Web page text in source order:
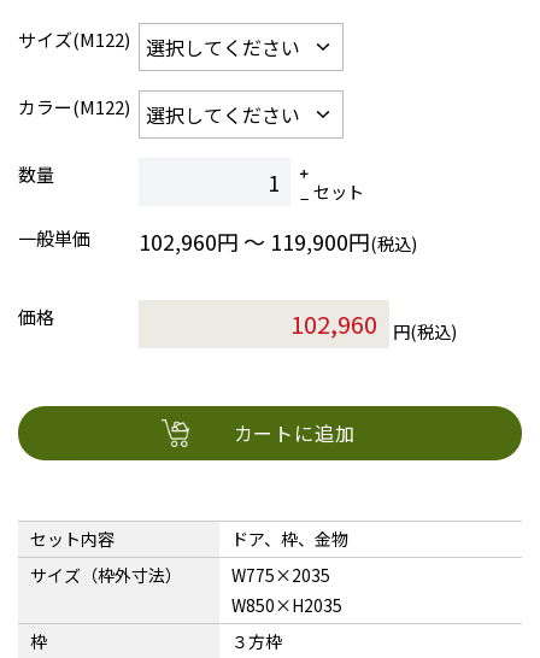
サイズ(M122)
カラー(M122)
数量
セット
一般単価
102,960円 ～ 119,900円(税込)
価格
円(税込)
カートに追加
セット内容
ドア、枠、金物
サイズ（枠外寸法）
W775×2035
W850×H2035
枠
３方枠